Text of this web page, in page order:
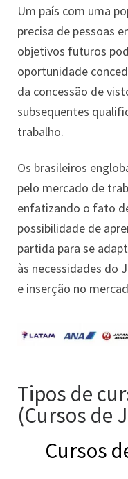
Um país com uma
precisa de pessoas
objetivos futuros
oportunidade
da concessão de
subsequentes
trabalho.
Os brasileiros
pelo mercado de
enfatizando o fato
possibilidade de
partida para se
às necessidades do
e inserção no
Tipos de
(Cursos de
Cursos